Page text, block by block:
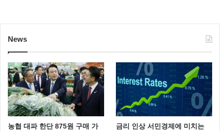
News
농협 대파 한단 875원 구매 가
금리 인상 서민경제에 미치는